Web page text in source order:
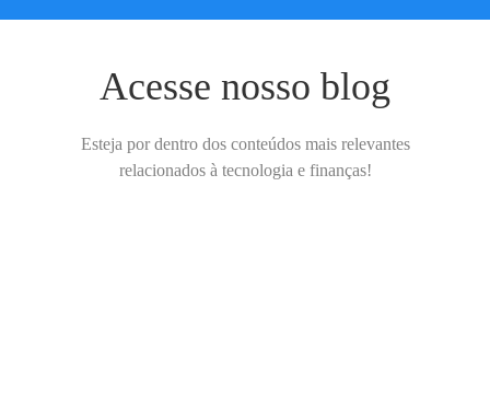
Acesse nosso blog
Esteja por dentro dos conteúdos mais relevantes
relacionados à tecnologia e finanças!